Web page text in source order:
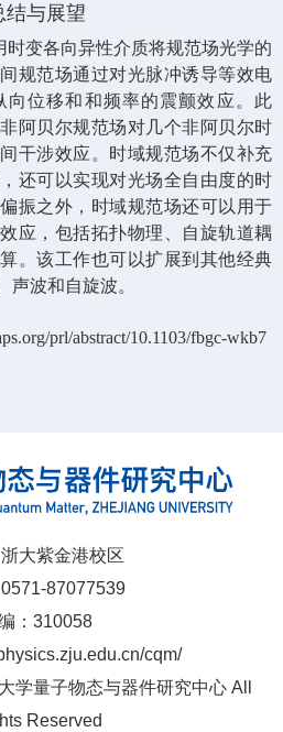
结与展望
时变各向异性介质将规范场光学的
规范场通过对光脉冲诱导等效电
向位移和和频率的震颤效应。此
阿贝尔规范场对几个非阿贝尔时
干涉效应。时域规范场不仅补充
还可以实现对光场全自由度的时
振之外，时域规范场还可以用于
应，包括拓扑物理、自旋轨道耦
。该工作也可以扩展到其他经典
声波和自旋波。
prl/abstract/10.1103/fbgc-wkb7
大紫金港校区
87077539
：310058
cqm/
学量子物态与器件研究中心 All
Reserved